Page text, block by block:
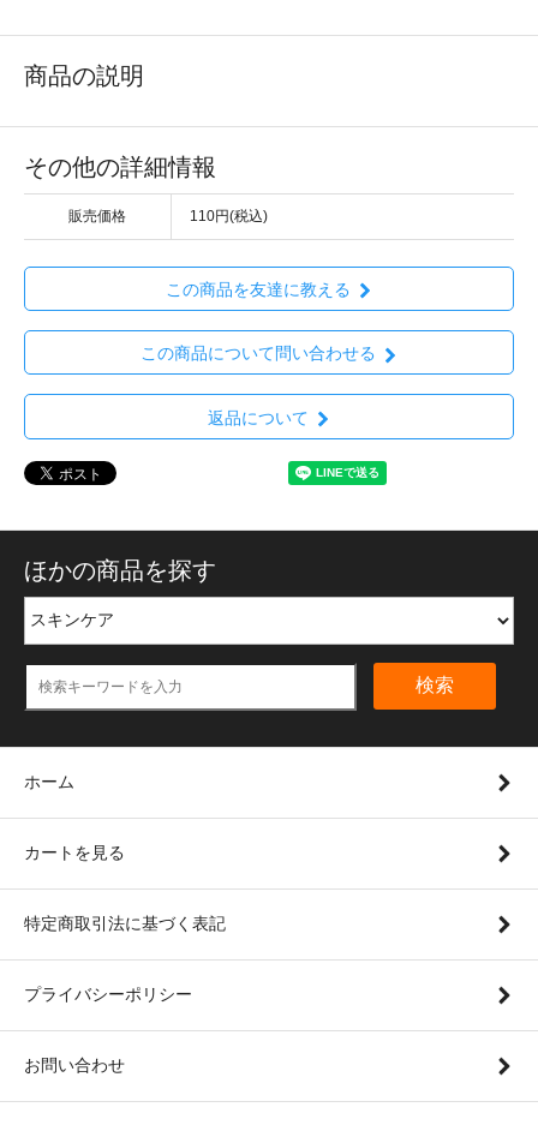
商品の説明
その他の詳細情報
販売価格 110円(税込)
この商品を友達に教える
この商品について問い合わせる
返品について
ほかの商品を探す
検索
ホーム
カートを見る
特定商取引法に基づく表記
プライバシーポリシー
お問い合わせ